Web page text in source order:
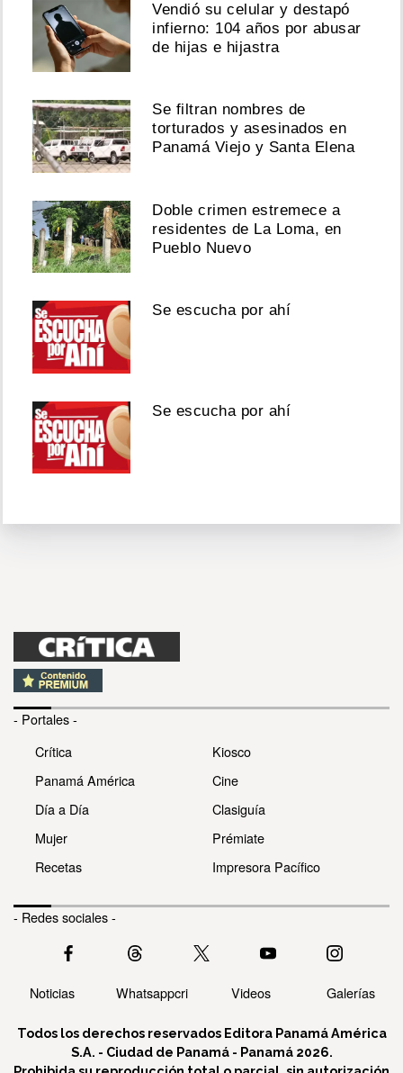
Vendió su celular y destapó
infierno: 104 años por abusar
de hijas e hijastra
Se filtran nombres de
torturados y asesinados en
Panamá Viejo y Santa Elena
Doble crimen estremece a
residentes de La Loma, en
Pueblo Nuevo
Se escucha por ahí
Se escucha por ahí
- Portales -
Crítica
Panamá América
Día a Día
Mujer
Recetas
Kiosco
Cine
Clasiguía
Prémiate
Impresora Pacífico
- Redes sociales -
Noticias Whatsappcri Videos Galerías
Todos los derechos reservados Editora Panamá América
S.A. - Ciudad de Panamá - Panamá 2026.